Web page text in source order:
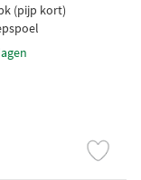
(pijp kort)